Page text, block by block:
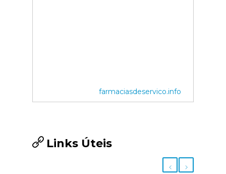
farmaciasdeservico.info
Links Úteis